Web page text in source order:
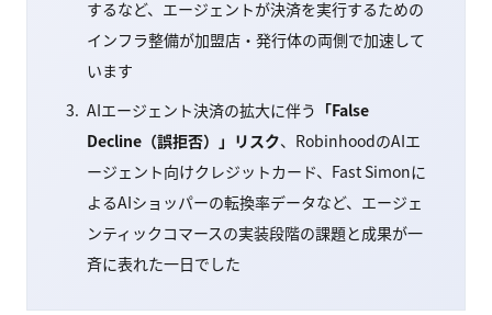
するなど、エージェントが決済を実行するための
インフラ整備が加盟店・発行体の両側で加速して
います
AIエージェント決済の拡大に伴う 「False
Decline（誤拒否）」リスク、RobinhoodのAIエ
ージェント向けクレジットカード、Fast Simonに
よるAIショッパーの転換率データなど、エージェ
ンティックコマースの実装段階の課題と成果が一
斉に表れた一日でした